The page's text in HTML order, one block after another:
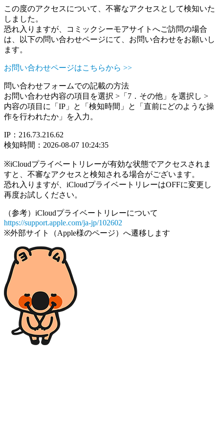
この度のアクセスについて、不審なアクセスとして検知いた
しました。
恐れ入りますが、コミックシーモアサイトへご訪問の場合
は、以下の問い合わせページにて、お問い合わせをお願いし
ます。
お問い合わせページはこちらから >>
問い合わせフォームでの記載の方法
お問い合わせ内容の項目を選択 >「7．その他」を選択し >
内容の項目に「IP」と「検知時間」と「直前にどのような操
作を行われたか」を入力。
IP：216.73.216.62
検知時間：2026-08-07 10:24:35
※iCloudプライベートリレーが有効な状態でアクセスされま
すと、不審なアクセスと検知される場合がございます。
恐れ入りますが、iCloudプライベートリレーはOFFに変更し
再度お試しください。
（参考）iCloudプライベートリレーについて
https://support.apple.com/ja-jp/102602
※外部サイト（Apple様のページ）へ遷移します